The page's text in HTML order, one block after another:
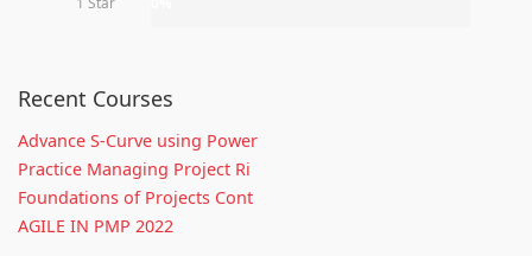
Recent Courses
Advance S-Curve using Power
Practice Managing Project Ri
Foundations of Projects Cont
AGILE IN PMP 2022